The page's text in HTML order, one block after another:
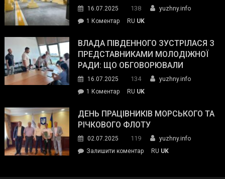
спільний
окупанти.
Маємо
діяти
команда
пожежу
у
16.07.2025 138
yuzhny.info
1 Коментардо
Південного
провів
інспекцію
укриття
RU UK
ВЛАДА ПІВДЕННОГО ЗУСТРІЛАСЯ З
ПРЕДСТАВНИКАМИ МОЛОДІЖНОЇ
РАДИ: ЩО ОБГОВОРЮВАЛИ
16.07.2025 134
yuzhny.info
1 Коментардо
Південного
зустрілася
представниками
молодіжної
RU UK
ДЕНЬ ПРАЦІВНИКІВ МОРСЬКОГО ТА
РІЧКОВОГО ФЛОТУ
02.07.2025 119
yuzhny.info
Залишити коментарon
RU UK